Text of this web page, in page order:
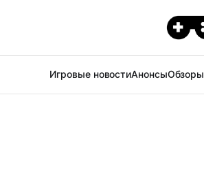
Игровые новостиАнонсыОбзоры